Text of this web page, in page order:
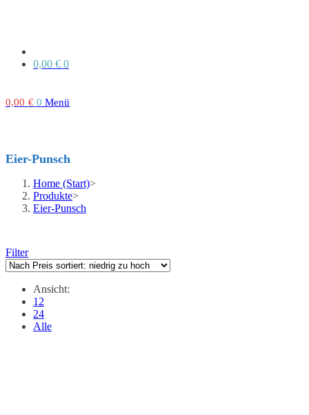
0,00 € 0
0,00 € 0 Menü
Eier-Punsch
Home (Start)>
Produkte>
Eier-Punsch
Filter
Ansicht:
12
24
Alle